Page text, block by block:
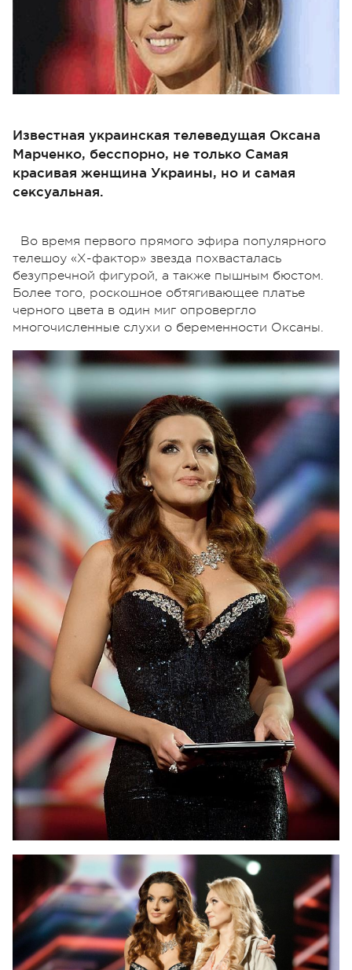
Известная украинская телеведущая Оксана
Марченко, бесспорно, не только Самая
красивая женщина Украины, но и самая
сексуальная.
Во время первого прямого эфира популярного
телешоу «Х-фактор» звезда похвасталась
безупречной фигурой, а также пышным бюстом.
Более того, роскошное обтягивающее платье
черного цвета в один миг опровергло
многочисленные слухи о беременности Оксаны.